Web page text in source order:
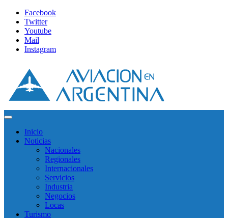
Facebook
Twitter
Youtube
Mail
Instagram
Inicio
Noticias
Nacionales
Regionales
Internacionales
Servicios
Industria
Negocios
Locas
Turismo